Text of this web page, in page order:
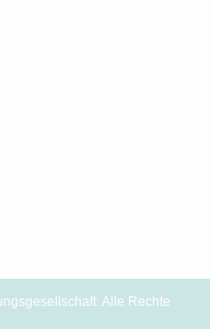
Alle Rechte